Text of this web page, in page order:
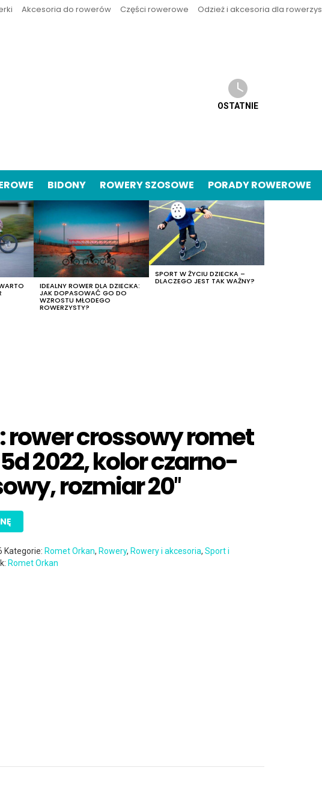
Akcesoria do rowerów Części rowerowe Odzież i akcesoria dla
OSTATNIE
BIDONY ROWERY SZOSOWE PORADY ROWEROWE
IDEALNY ROWER DLA DZIECKA:
JAK DOPASOWAĆ GO DO
WZROSTU MŁODEGO
ROWERZYSTY?
SPORT W ŻYCIU DZIECKA –
DLACZEGO JEST TAK WAŻNY?
rower crossowy romet
2022, kolor czarno-
rozmiar 20″
Kategorie: Romet Orkan, Rowery, Rowery i akcesoria,Sport i
Romet Orkan